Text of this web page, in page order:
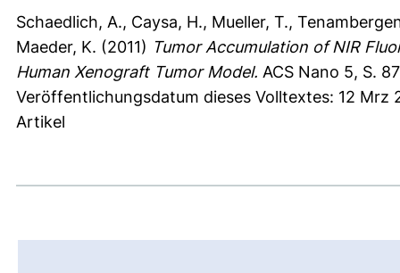
Schaedlich, A., Caysa, H., Mueller, T.,
Maeder, K. (2011) Tumor Accumulation of NIR
Human Xenograft Tumor Model. ACS Nano 5, S.
Veröffentlichungsdatum dieses Volltextes: 12 Mrz
Artikel